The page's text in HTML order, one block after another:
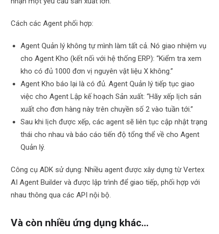
Cách các Agent phối hợp:
Agent Quản lý không tự mình làm tất cả. Nó giao nhiệm vụ
cho Agent Kho (kết nối với hệ thống ERP): “Kiểm tra xem
kho có đủ 1000 đơn vị nguyên vật liệu X không.”
Agent Kho báo lại là có đủ. Agent Quản lý tiếp tục giao
việc cho Agent Lập kế hoạch Sản xuất: “Hãy xếp lịch sản
xuất cho đơn hàng này trên chuyền số 2 vào tuần tới.”
Sau khi lịch được xếp, các agent sẽ liên tục cập nhật trạng
thái cho nhau và báo cáo tiến độ tổng thể về cho Agent
Quản lý.
Công cụ ADK sử dụng: Nhiều agent được xây dựng từ Vertex
AI Agent Builder và được lập trình để giao tiếp, phối hợp với
nhau thông qua các API nội bộ.
Và còn nhiều ứng dụng khác…